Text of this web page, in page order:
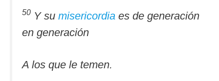
50 Y su misericordia es de generación
en generación
A los que le temen.